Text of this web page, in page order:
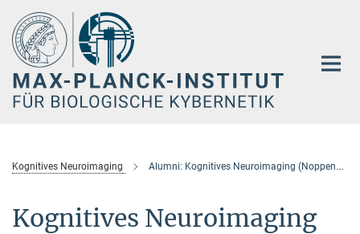
Hauptinhalt
Kognitives Neuroimaging Alumni: Kognitives Neuroimaging (Noppeney)
Kognitives Neuroimaging